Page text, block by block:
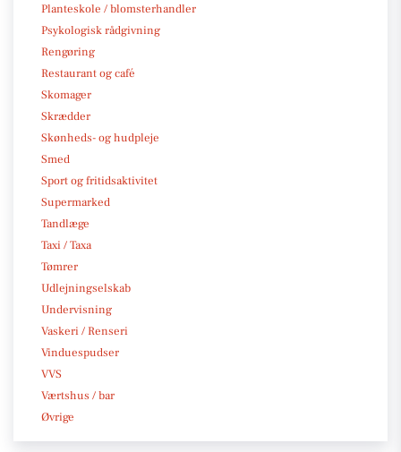
Planteskole / blomsterhandler
Psykologisk rådgivning
Rengøring
Restaurant og café
Skomager
Skrædder
Skønheds- og hudpleje
Smed
Sport og fritidsaktivitet
Supermarked
Tandlæge
Taxi / Taxa
Tømrer
Udlejningselskab
Undervisning
Vaskeri / Renseri
Vinduespudser
VVS
Værtshus / bar
Øvrige